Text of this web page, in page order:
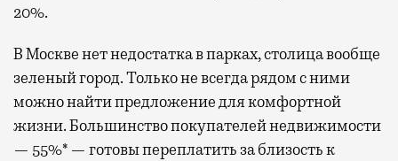
20%.
В Москве нет недостатка в парках, столица вообще
зеленый город. Только не всегда рядом с ними
можно найти предложение для комфортной
жизни. Большинство покупателей недвижимости
— 55%* — готовы переплатить за близость к